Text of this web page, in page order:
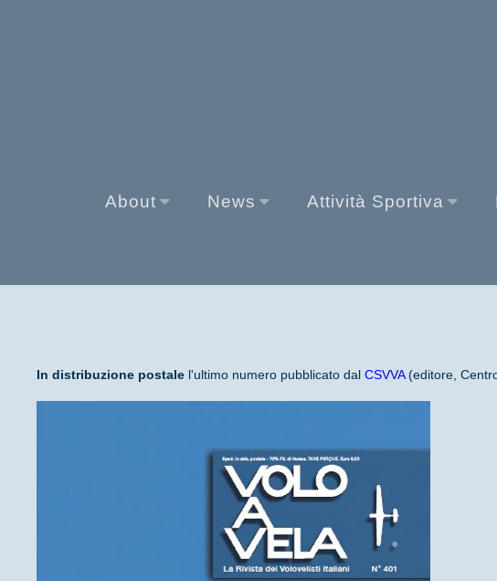
About News Attività Sportiva
In distribuzione postale l'ultimo numero pubblicato dal CSVVA(editore,